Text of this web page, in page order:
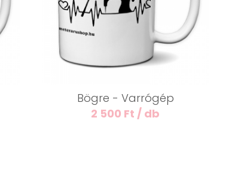
Bögre - Varrógép
2 500 Ft / db